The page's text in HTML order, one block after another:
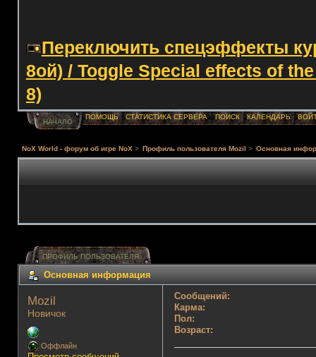
Переключить спецэффекты
8ой) / Toggle Special effects of
8)
НАЧАЛО
ПОМОЩЬ СТАТИСТИКА СЕРВЕРА ПОИСК КАЛЕНДАРЬ
NoX World - форум об игре NoX > Профиль пользователя Mozil > Основная
ПРОФИЛЬ ПОЛЬЗОВАТЕЛЯ
Основная информация
Mozil
Новичок
Оффлайн
Сообщений:
Карма:
Пол:
Возраст: